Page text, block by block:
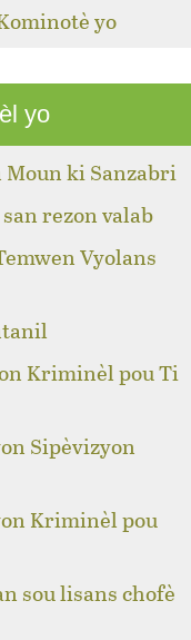
yo
yo
Moun ki Sanzabri
rezon valab
Vyolans
Kriminèl pou Ti
Sipèvizyon
Kriminèl pou
sou lisans chofè